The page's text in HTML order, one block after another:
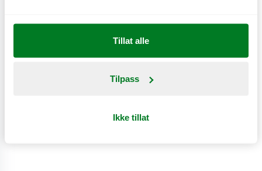
Tillat alle
Tilpass
Ikke tillat